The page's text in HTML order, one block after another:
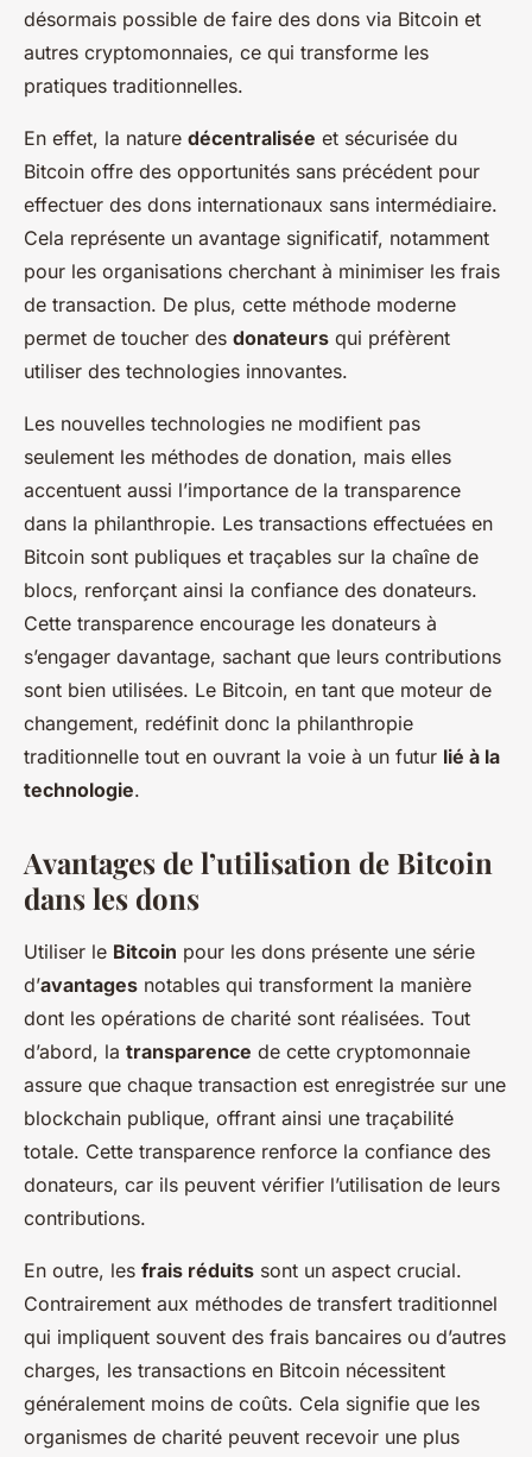
désormais possible de faire des dons via Bitcoin et
autres cryptomonnaies, ce qui transforme les
pratiques traditionnelles.
En effet, la nature décentralisée et sécurisée du
Bitcoin offre des opportunités sans précédent pour
effectuer des dons internationaux sans intermédiaire.
Cela représente un avantage significatif, notamment
pour les organisations cherchant à minimiser les frais
de transaction. De plus, cette méthode moderne
permet de toucher des donateurs qui préfèrent
utiliser des technologies innovantes.
Les nouvelles technologies ne modifient pas
seulement les méthodes de donation, mais elles
accentuent aussi l’importance de la transparence
dans la philanthropie. Les transactions effectuées en
Bitcoin sont publiques et traçables sur la chaîne de
blocs, renforçant ainsi la confiance des donateurs.
Cette transparence encourage les donateurs à
s’engager davantage, sachant que leurs contributions
sont bien utilisées. Le Bitcoin, en tant que moteur de
changement, redéfinit donc la philanthropie
traditionnelle tout en ouvrant la voie à un futur lié à la
technologie.
Avantages de l’utilisation de Bitcoin
dans les dons
Utiliser le Bitcoin pour les dons présente une série
d’avantages notables qui transforment la manière
dont les opérations de charité sont réalisées. Tout
d’abord, la transparence de cette cryptomonnaie
assure que chaque transaction est enregistrée sur une
blockchain publique, offrant ainsi une traçabilité
totale. Cette transparence renforce la confiance des
donateurs, car ils peuvent vérifier l’utilisation de leurs
contributions.
En outre, les frais réduits sont un aspect crucial.
Contrairement aux méthodes de transfert traditionnel
qui impliquent souvent des frais bancaires ou d’autres
charges, les transactions en Bitcoin nécessitent
généralement moins de coûts. Cela signifie que les
organismes de charité peuvent recevoir une plus